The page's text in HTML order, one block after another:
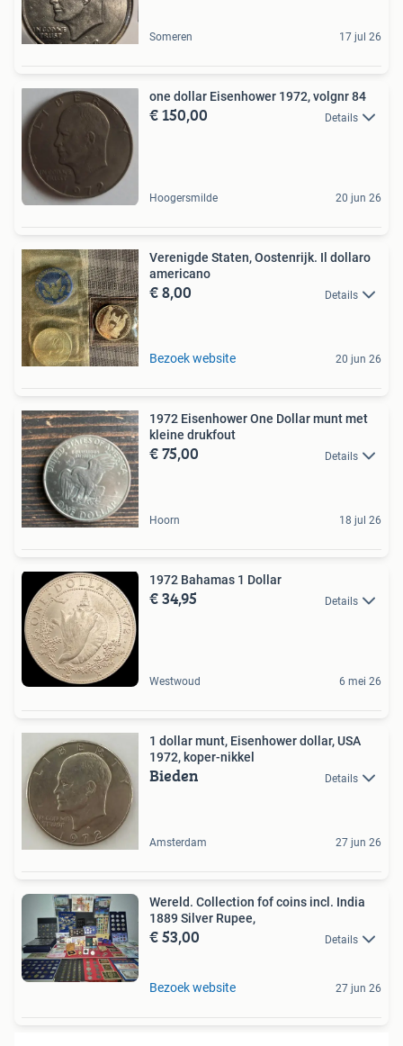
Someren 17 jul 26
one dollar Eisenhower 1972, volgnr 84
€ 150,00 Details
Hoogersmilde 20 jun 26
Verenigde Staten, Oostenrijk. Il dollaro
americano
€ 8,00 Details
Bezoek website 20 jun 26
1972 Eisenhower One Dollar munt met
kleine drukfout
€ 75,00 Details
Hoorn 18 jul 26
1972 Bahamas 1 Dollar
€ 34,95 Details
Westwoud 6 mei 26
1 dollar munt, Eisenhower dollar, USA
1972, koper-nikkel
Bieden Details
Amsterdam 27 jun 26
Wereld. Collection fof coins incl. India
1889 Silver Rupee,
€ 53,00 Details
Bezoek website 27 jun 26